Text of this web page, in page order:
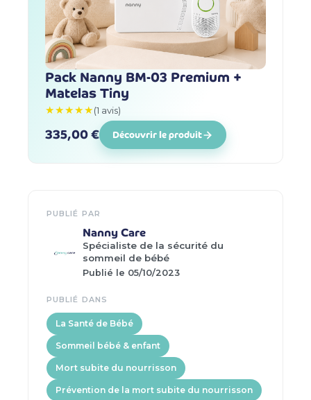
Pack Nanny BM-03 Premium +
Matelas Tiny
★★★★★(1 avis)
335,00 € Découvrir le produit
PUBLIÉ PAR
Nanny Care
Spécialiste de la sécurité du
sommeil de bébé
Publié le 05/10/2023
PUBLIÉ DANS
La Santé de Bébé
Sommeil bébé & enfant
Mort subite du nourrisson
Prévention de la mort subite du nourrisson